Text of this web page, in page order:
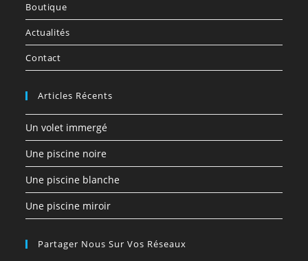
Boutique
Actualités
Contact
Articles Récents
Un volet immergé
Une piscine noire
Une piscine blanche
Une piscine miroir
Partager Nous Sur Vos Réseaux